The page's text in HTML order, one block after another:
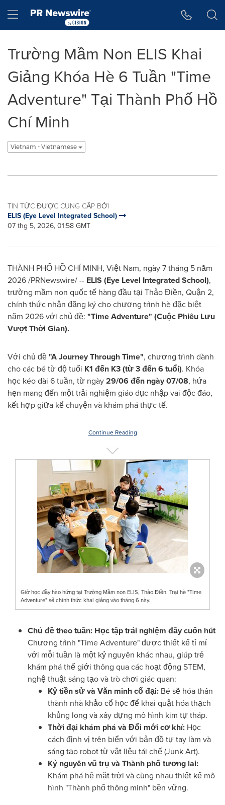
Hamburger menu
Trường Mầm Non ELIS Khai
Giảng Khóa Hè 6 Tuần "Time
Adventure" Tại Thành Phố Hồ
Chí Minh
Vietnam - Vietnamese
TIN TỨC ĐƯỢC CUNG CẤP BỞI
ELIS (Eye Level Integrated School)
07 thg 5, 2026, 01:58 GMT
THÀNH PHỐ HỒ CHÍ MINH, Việt Nam, ngày 7 tháng 5 năm
2026/PRNewswire/ -- ELIS (Eye Level Integrated School),
trường mầm non quốc tế hàng đầu tại Thảo Điền, Quận 2,
chính thức nhận đăng ký cho chương trình hè đặc biệt
năm 2026 với chủ đề: "Time Adventure" (Cuộc Phiêu Lưu
Vượt Thời Gian).
Với chủ đề"A Journey Through Time", chương trình dành
cho các bé từ độ tuổi K1 đến K3 (từ 3 đến 6 tuổi). Khóa
học kéo dài 6 tuần, từ ngày29/06 đến ngày 07/08, hứa
hẹn mang đến một trải nghiệm giáo dục nhập vai độc đáo,
kết hợp giữa kể chuyện và khám phá thực tế.
Continue Reading
Giờ học đầy hào hứng tại Trường Mầm non ELIS, Thảo Điền. Trại hè "Time
Adventure" sẽ chính thức khai giảng vào tháng 6 này.
Chủ đề theo tuần: Học tập trải nghiệm đầy cuốn hút
Chương trình "Time Adventure" được thiết kế tỉ mỉ
với mỗi tuần là một kỷ nguyên khác nhau, giúp trẻ
khám phá thế giới thông qua các hoạt động STEM,
nghệ thuật sáng tạo và trò chơi giác quan:
Kỷ tiền sử và Văn minh cổ đại: Bé sẽ hóa thân
thành nhà khảo cổ học để khai quật hóa thạch
khủng long và xây dựng mô hình kim tự tháp.
Thời đại khám phá và Đổi mới cơ khí: Học
cách định vị trên biển với bản đồ tự tay làm và
sáng tạo robot từ vật liệu tái chế (Junk Art).
Kỷ nguyên vũ trụ và Thành phố tương lai:
Khám phá hệ mặt trời và cùng nhau thiết kế mô
hình "Thành phố thông minh" bền vững.